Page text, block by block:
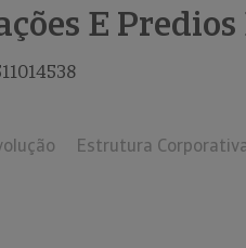
E
Estrutura Corporativa